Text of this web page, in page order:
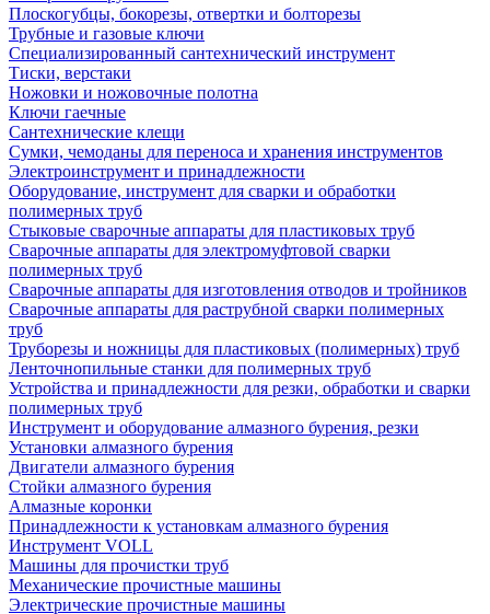
Плоскогубцы, бокорезы, отвертки и болторезы
Трубные и газовые ключи
Специализированный сантехнический инструмент
Тиски, верстаки
Ножовки и ножовочные полотна
Ключи гаечные
Сантехнические клещи
Сумки, чемоданы для переноса и хранения инструментов
Электроинструмент и принадлежности
Оборудование, инструмент для сварки и обработки
полимерных труб
Стыковые сварочные аппараты для пластиковых труб
Сварочные аппараты для электромуфтовой сварки
полимерных труб
Сварочные аппараты для изготовления отводов и тройников
Сварочные аппараты для раструбной сварки полимерных
труб
Труборезы и ножницы для пластиковых (полимерных) труб
Ленточнопильные станки для полимерных труб
Устройства и принадлежности для резки, обработки и сварки
полимерных труб
Инструмент и оборудование алмазного бурения, резки
Установки алмазного бурения
Двигатели алмазного бурения
Стойки алмазного бурения
Алмазные коронки
Принадлежности к установкам алмазного бурения
Инструмент VOLL
Машины для прочистки труб
Механические прочистные машины
Электрические прочистные машины